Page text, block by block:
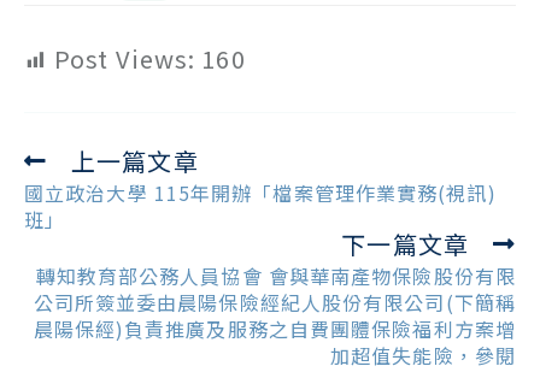
Post Views: 160
Read
more
articles
上一篇文章
國立政治大學 115年開辦「檔案管理作業實務(視訊)
班」
下一篇文章
轉知教育部公務人員協會 會與華南產物保險股份有限
公司所簽並委由晨陽保險經紀人股份有限公司(下簡稱
晨陽保經)負責推廣及服務之自費團體保險福利方案增
加超值失能險，參閱